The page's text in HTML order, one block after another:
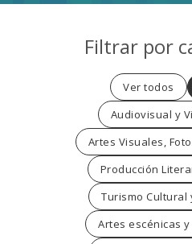
Filtrar por
Ver todos
Audiovisual y
Artes Visuales,
Producción
Turismo Cultural
Artes escénicas